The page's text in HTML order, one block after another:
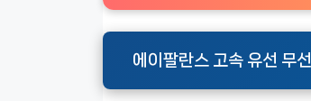
에이팔란스 고속 유선 무